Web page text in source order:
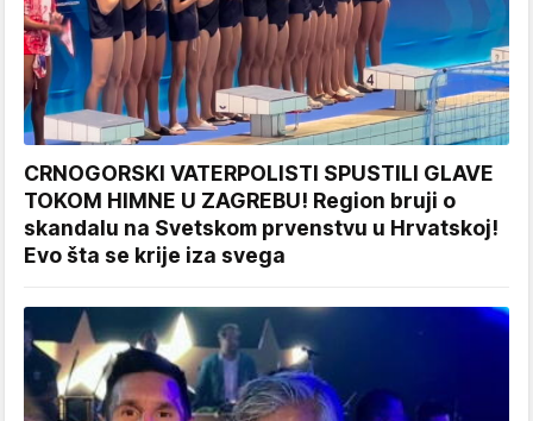
CRNOGORSKI VATERPOLISTI SPUSTILI GLAVE
TOKOM HIMNE U ZAGREBU! Region bruji o
skandalu na Svetskom prvenstvu u Hrvatskoj!
Evo šta se krije iza svega